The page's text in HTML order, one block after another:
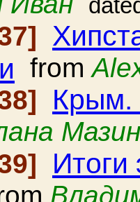
from
Крым.
Итоги